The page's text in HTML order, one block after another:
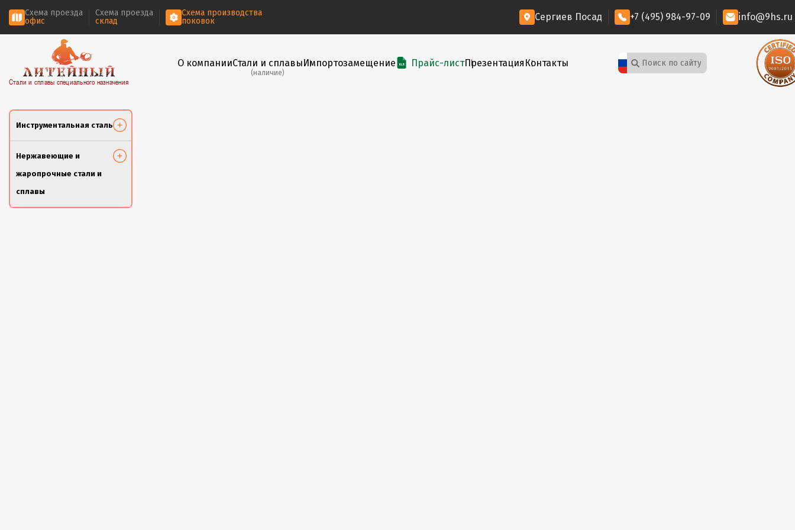
Схема проезда
офис
Схема проезда
склад
Схема производства
поковок
Сергиев Посад +7 (495) 984-97-09 info@9hs.ru
Стали и сплавы специального назначения
О компанииСтали и сплавы
(наличие)
Импортозамещение Прайс-листПрезентация Контакты
Инструментальная сталь
Нержавеющие и
жаропрочные стали и
сплавы